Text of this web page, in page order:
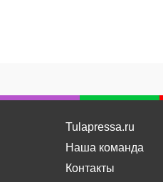
Tulapressa.ru
Наша команда
Контакты